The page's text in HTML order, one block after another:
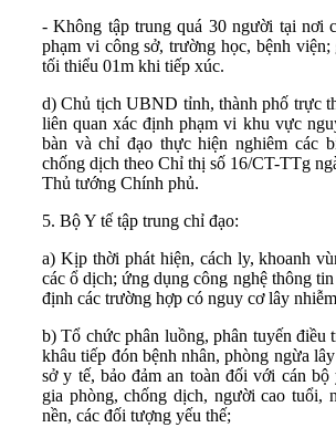
- Không tập trung quá 30 người tại nơi
phạm vi công sở, trường học, bệnh viện;
tối thiểu 01m khi tiếp xúc.
d) Chủ tịch UBND tỉnh, thành phố trực
liên quan xác định phạm vi khu vực
bàn và chỉ đạo thực hiện nghiêm các
chống dịch theo Chỉ thị số 16/CT-TTg
Thủ tướng Chính phủ.
5. Bộ Y tế tập trung chỉ đạo:
a) Kịp thời phát hiện, cách ly, khoanh
các ổ dịch; ứng dụng công nghệ thông
định các trường hợp có nguy cơ lây
b) Tổ chức phân luồng, phân tuyến điều
khâu tiếp đón bệnh nhân, phòng ngừa
sở y tế, bảo đảm an toàn đối với cán
gia phòng, chống dịch, người cao tuổi,
nền, các đối tượng yếu thế;